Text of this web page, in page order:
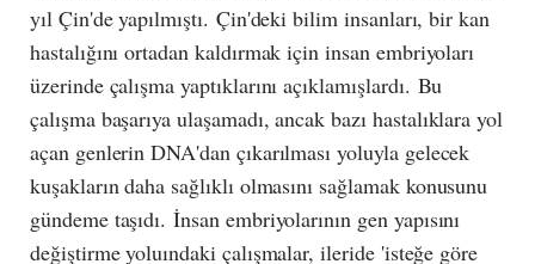
yıl Çin'de yapılmıştı. Çin'deki bilim insanları, bir kan
hastalığını ortadan kaldırmak için insan embriyoları
üzerinde çalışma yaptıklarını açıklamışlardı. Bu
çalışma başarıya ulaşamadı, ancak bazı hastalıklara yol
açan genlerin DNA'dan çıkarılması yoluyla gelecek
kuşakların daha sağlıklı olmasını sağlamak konusunu
gündeme taşıdı. İnsan embriyolarının gen yapısını
değiştirme yoluındaki çalışmalar, ileride 'isteğe göre